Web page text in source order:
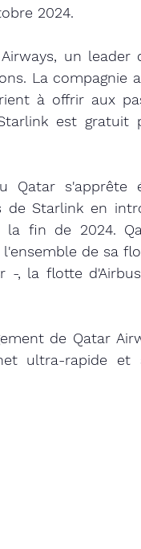
2024.
un leader
La compagnie
à offrir aux
est gratuit
Qatar s'apprête
Starlink en
fin de 2024.
de sa
-, la flotte
de Qatar
ultra-rapide et